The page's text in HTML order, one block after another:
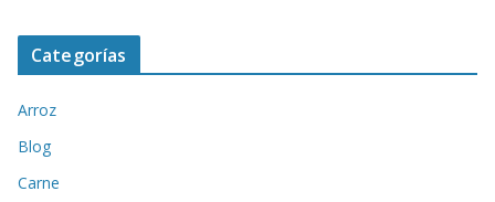
Categorías
Arroz
Blog
Carne